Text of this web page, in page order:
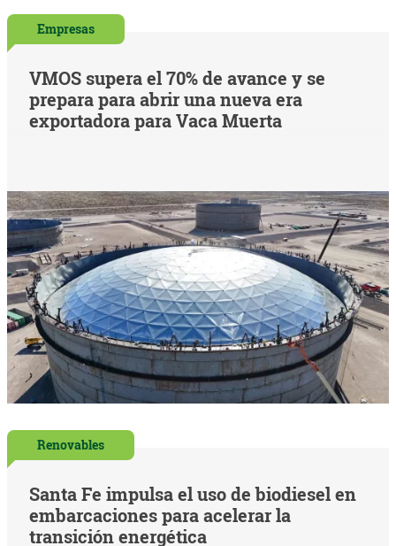
Empresas
VMOS supera el 70% de avance y se
prepara para abrir una nueva era
exportadora para Vaca Muerta
Renovables
Santa Fe impulsa el uso de biodiesel en
embarcaciones para acelerar la
transición energética